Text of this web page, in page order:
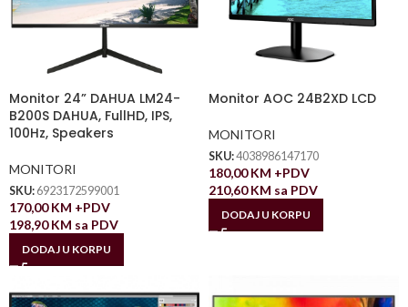
Monitor 24” DAHUA LM24-
B200S DAHUA, FullHD, IPS,
100Hz, Speakers
MONITORI
SKU: 6923172599001
170,00KM +PDV
198,90KM sa PDV
DODAJ U KORPU
Monitor AOC 24B2XD LCD
MONITORI
SKU:4038986147170
180,00KM +PDV
210,60KM sa PDV
DODAJ U KORPU